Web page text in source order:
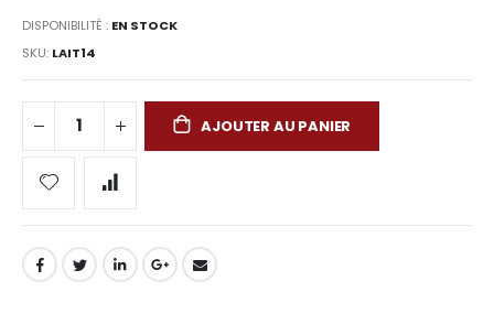
DISPONIBILITÉ : EN STOCK
SKU LAIT14
AJOUTER AU PANIER